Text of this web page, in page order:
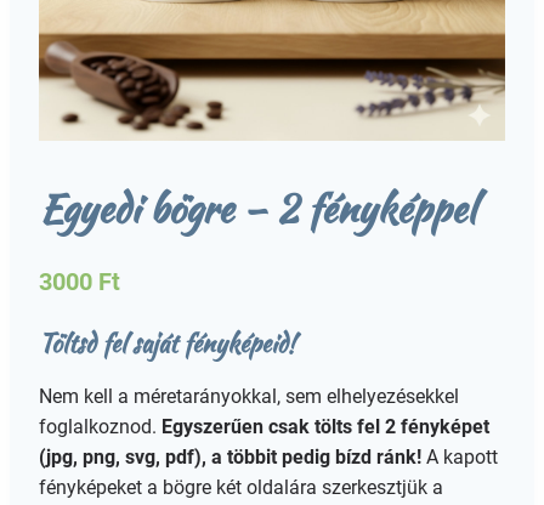
Egyedi bögre – 2 fényképpel
3000 Ft
Töltsd fel saját fényképeid!
Nem kell a méretarányokkal, sem elhelyezésekkel
foglalkoznod. Egyszerűen csak tölts fel 2 fényképet
(jpg, png, svg, pdf), a többit pedig bízd ránk! A kapott
fényképeket a bögre két oldalára szerkesztjük a